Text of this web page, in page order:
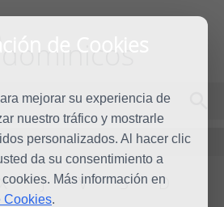
de Cookies
mejorar su experiencia de
nuestro tráfico y mostrarle
personalizados. Al hacer clic
da su consentimiento a
Más información en
Cookies.
dominicos
J V S D